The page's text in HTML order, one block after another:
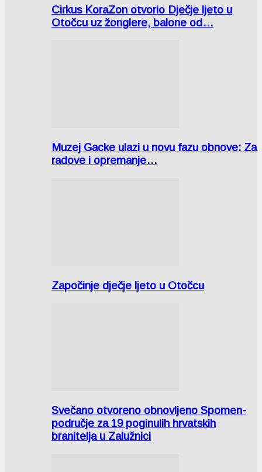
Cirkus KoraZon otvorio Dječje ljeto u
Otočcu uz žonglere, balone od…
Muzej Gacke ulazi u novu fazu obnove: Za
radove i opremanje…
Započinje dječje ljeto u Otočcu
Svečano otvoreno obnovljeno Spomen-
područje za 19 poginulih hrvatskih
branitelja u Zalužnici